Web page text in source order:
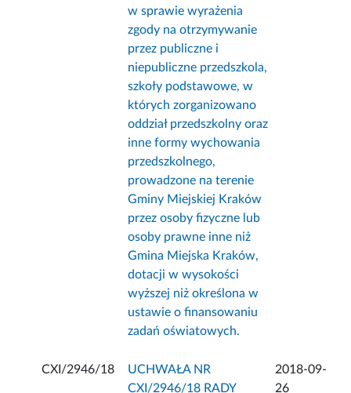
w sprawie wyrażenia
zgody na otrzymywanie
przez publiczne i
niepubliczne przedszkola,
szkoły podstawowe, w
których zorganizowano
oddział przedszkolny oraz
inne formy wychowania
przedszkolnego,
prowadzone na terenie
Gminy Miejskiej Kraków
przez osoby fizyczne lub
osoby prawne inne niż
Gmina Miejska Kraków,
dotacji w wysokości
wyższej niż określona w
ustawie o finansowaniu
zadań oświatowych.
CXI/2946/18
UCHWAŁA NR
CXI/2946/18 RADY
2018-09-
26